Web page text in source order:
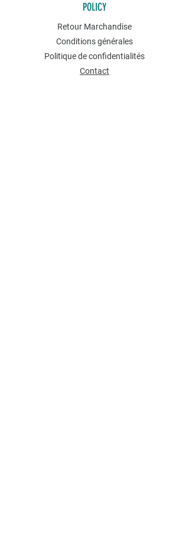
POLICY
Retour Marchandise
Conditions générales
Politique de confidentialités
Contact